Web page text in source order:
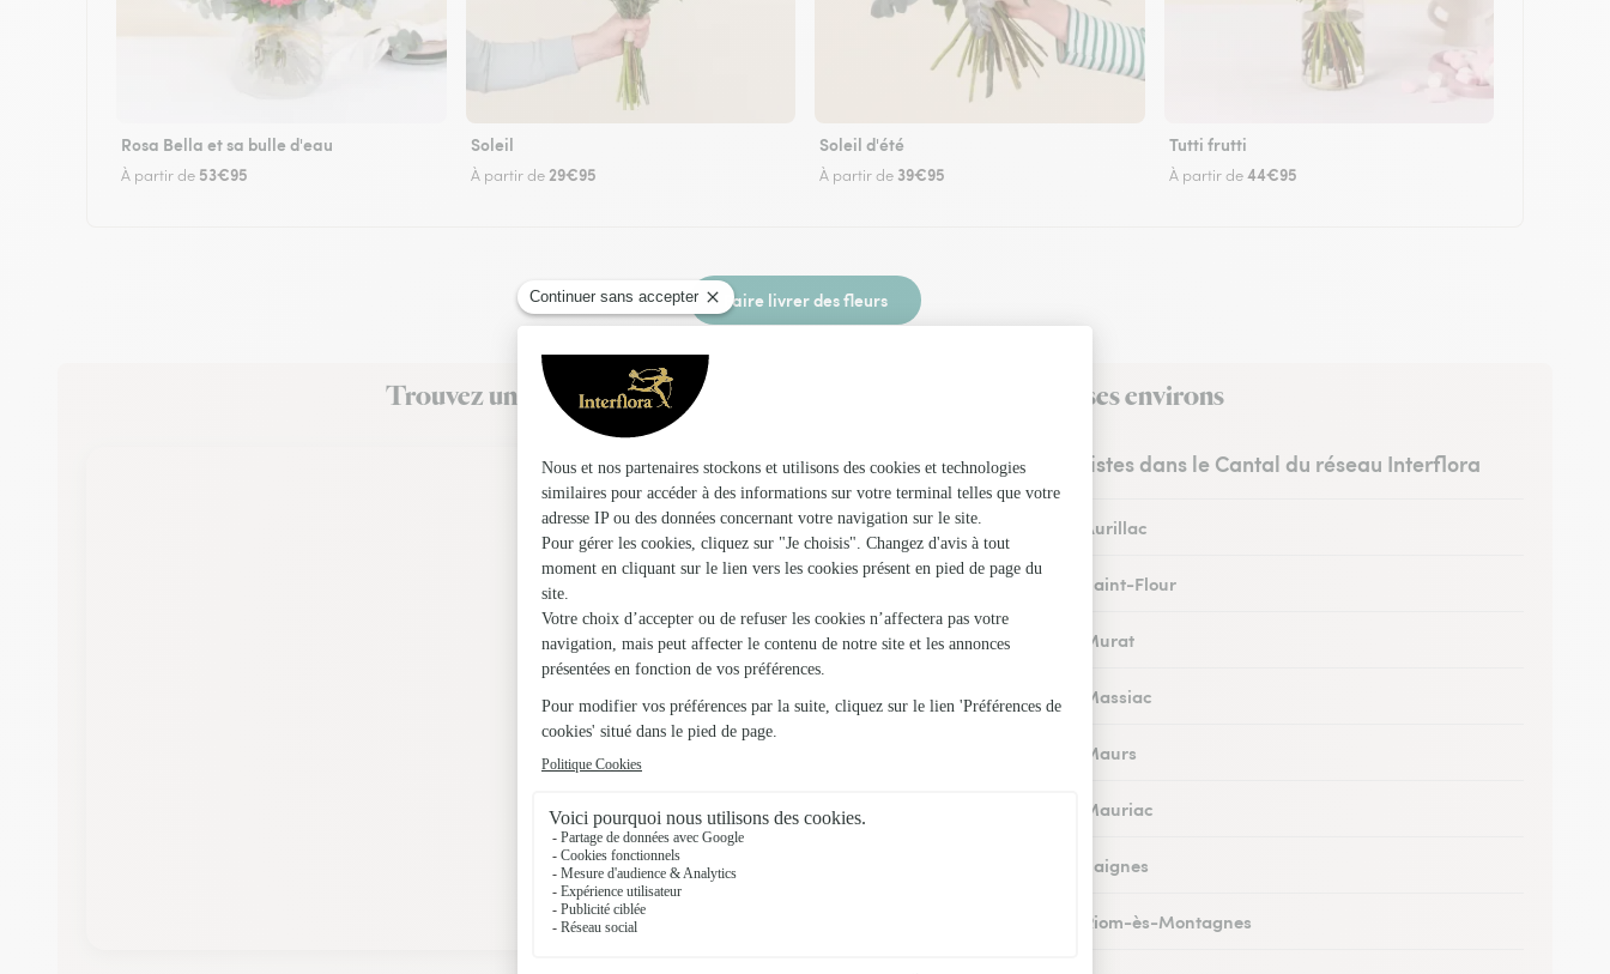
Rosa Bella et sa bulle d'eau
À partir de 53€95
Soleil
À partir de 29€95
Soleil d'été
À partir de 39€95
Tutti frutti
À partir de44€95
Faire livrer des fleurs
Trouvez un fleuriste Interflora à Saint-Paul-de-Salers et dans ses environs
Les fleuristes dans le Cantal du réseau Interflora
Fleuristes à Aurillac
Fleuristes à Saint-Flour
Fleuristes à Murat
Fleuristes à Massiac
Fleuristes à Maurs
Fleuristes à Mauriac
Fleuristes à Saignes
Fleuristes à Riom-ès-Montagnes